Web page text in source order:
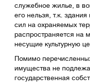
служебное жилье, в
его нельзя, т.к.
сил на охраняемых
распространяется на
несущие культурную
Помимо
имущества не
государственная